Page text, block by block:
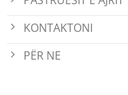
KONTAKTONI
PËR NE